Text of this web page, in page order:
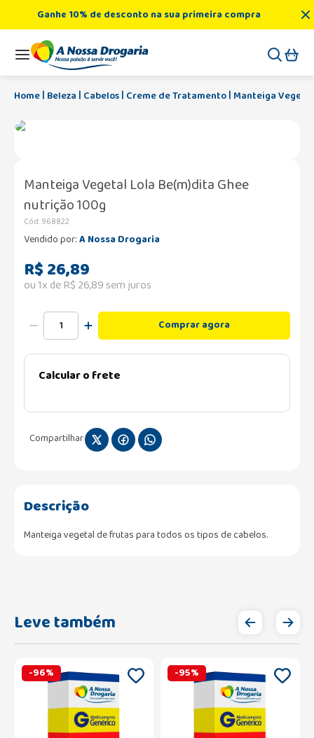
Ganhe 10% de desconto na sua primeira compra
Beleza Cabelos Creme de Tratamento Manteiga
Manteiga Vegetal Lola Be(m)dita Ghee
nutrição 100g
Cód: 968822
Vendido por:A Nossa Drogaria
R$26,89
ou1x deR$ 26,89 sem juros
Comprar agora
Calcular o frete
Compartilhar
Descrição
Manteiga vegetal de frutas para todos os tipos de cabelos.
Leve também
-96% -95%